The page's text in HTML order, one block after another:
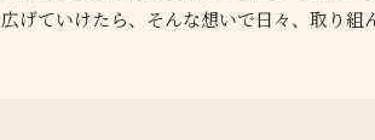
げていけたら、そんな想いで日々、取り組